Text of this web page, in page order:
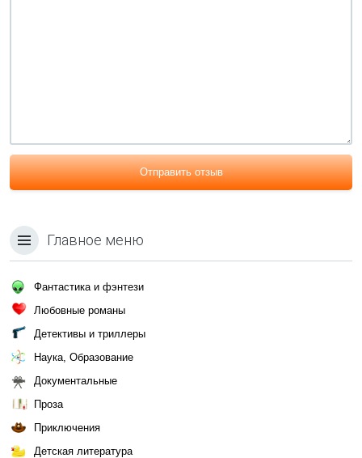
Отправить отзыв
Главное меню
Фантастика и фэнтези
Любовные романы
Детективы и триллеры
Наука, Образование
Документальные
Проза
Приключения
Детская литература